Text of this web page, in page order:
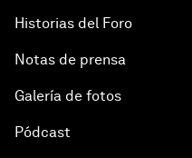
Historias del Foro
Notas de prensa
Galería de fotos
Pódcast